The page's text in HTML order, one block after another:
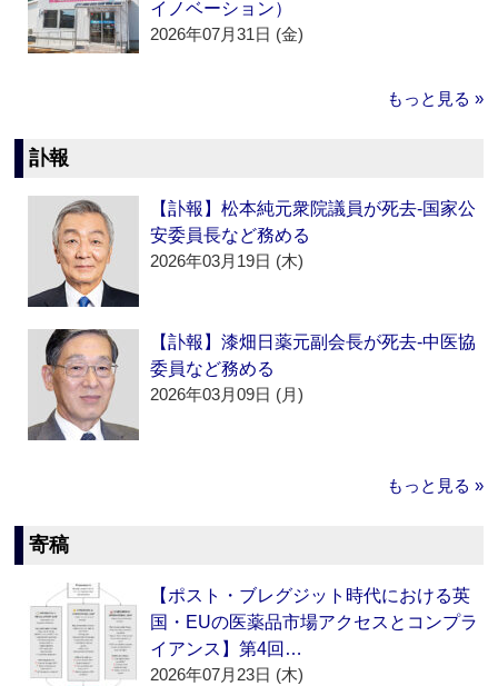
イノベーション）
2026年07月31日 (金)
もっと見る »
訃報
【訃報】松本純元衆院議員が死去‐国家公
安委員長など務める
2026年03月19日 (木)
【訃報】漆畑日薬元副会長が死去‐中医協
委員など務める
2026年03月09日 (月)
もっと見る »
寄稿
【ポスト・ブレグジット時代における英
国・EUの医薬品市場アクセスとコンプラ
イアンス】第4回…
2026年07月23日 (木)